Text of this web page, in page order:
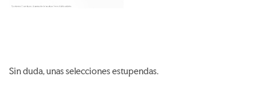
Sin duda, unas selecciones estupendas.